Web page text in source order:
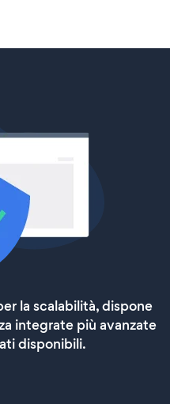
la scalabilità, dispone
integrate più avanzate
disponibili.